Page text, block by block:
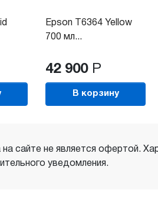
Epson T6364 Yellow
700 мл...
42 900 Р
В корзину
сайте не является офертой.
уведомления.